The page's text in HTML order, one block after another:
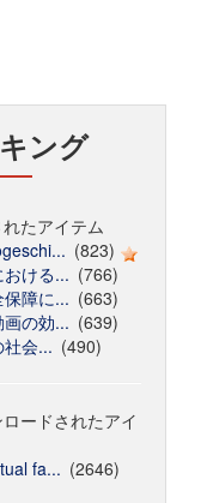
ング
たアイテム
(823)
ける... (766)
障に... (663)
の効... (639)
会... (490)
ードされたアイ
fa... (2646)